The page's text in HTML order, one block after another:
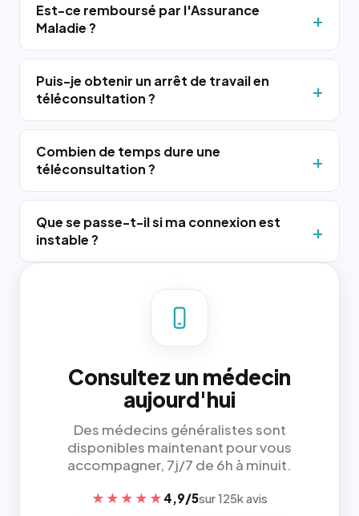
Est-ce remboursé par l'Assurance
Maladie ?
Puis-je obtenir un arrêt de travail en
téléconsultation ?
Combien de temps dure une
téléconsultation ?
Que se passe-t-il si ma connexion est
instable ?
Consultez un médecin
aujourd'hui
Des médecins généralistes sont
disponibles maintenant pour vous
accompagner, 7j/7 de 6h à minuit.
★★★★★ 4,9/5sur 125k avis